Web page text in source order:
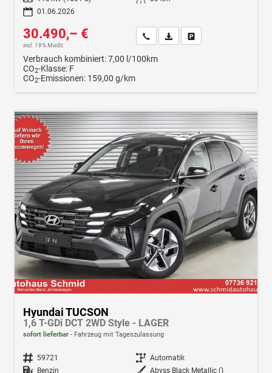
01.06.2026
30.490,– €
incl. 19% MwSt.
Wir rufen Sie anFahrzeugexposé (PDF)
Verbrauch kombiniert:7,00 l/100km
CO2-Klasse: F
CO2-Emissionen: 159,00 g/km
Hyundai TUCSON
1,6 T-GDi DCT 2WD Style - LAGER
sofort lieferbar Fahrzeug mit Tageszulassung
Fahrzeugnr. 59721 Getriebe Automatik
Kraftstoff Benzin Außenfarbe Abyss Black Metallic ()